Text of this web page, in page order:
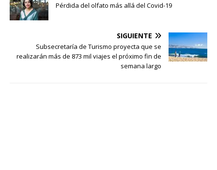
Pérdida del olfato más allá del Covid-19
SIGUIENTE
Subsecretaría de Turismo proyecta que se
realizarán más de 873 mil viajes el próximo fin de
semana largo